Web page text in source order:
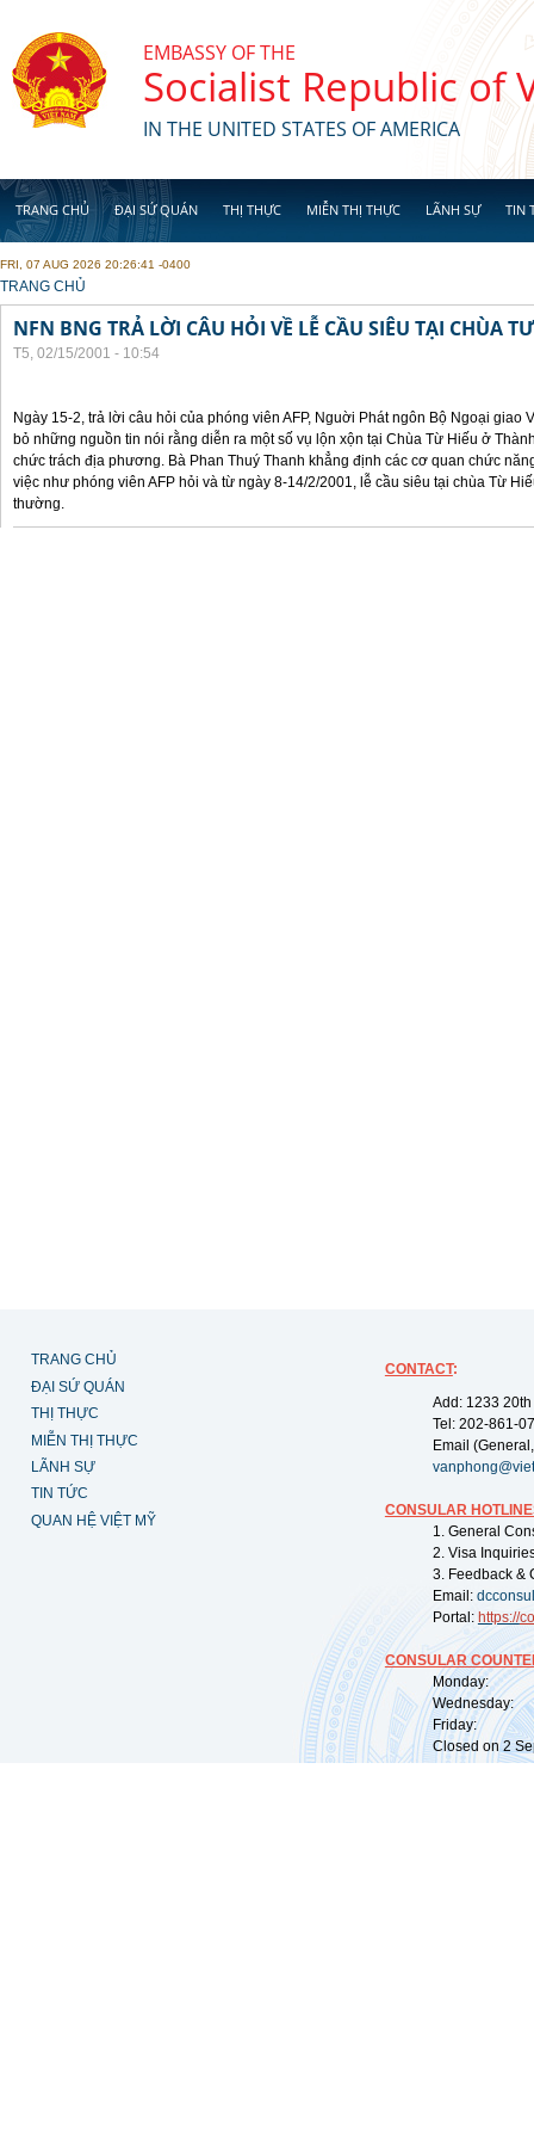
EMBASSY OF THE
Socialist Republic of
IN THE UNITED STATES OF AMERICA
TRANG CHỦ ĐẠI SỨ QUÁN THỊ THỰC MIỄN THỊ THỰC LÃNH SỰ TIN
FRI, 07 AUG 2026 20:26:41 -0400
YOU ARE HERE
TRANG CHỦ
NFN BNG TRẢ LỜI CÂU HỎI VỀ LỄ CẦU SIÊU TẠI CHÙA
T5, 02/15/2001 - 10:54
Ngày 15-2, trả lời câu hỏi của phóng viên AFP, Nguời Phát ngôn Bộ Ngoại giao
bỏ những nguồn tin nói rằng diễn ra một số vụ lộn xộn tại Chùa Từ Hiếu ở
chức trách địa phương. Bà Phan Thuý Thanh khẳng định các cơ quan chức
việc như phóng viên AFP hỏi và từ ngày 8-14/2/2001, lễ cầu siêu tại chùa Từ
thường.
TRANG CHỦ
ĐẠI SỨ QUÁN
THỊ THỰC
MIỄN THỊ THỰC
LÃNH SỰ
TIN TỨC
QUAN HỆ VIỆT MỸ
CONTACT:
Add: 1233
Tel: 202-861-
Email
CONSULAR
1. General
2. Visa
3. Feedback &
Email:
Portal: https://
CONSULAR
Monday:
Wednesday:
Friday:
Closed on 2